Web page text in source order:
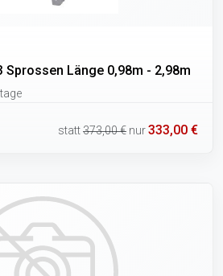
Sprossen Länge 0,98m - 2,98m
statt373,00 € nur333,00 €